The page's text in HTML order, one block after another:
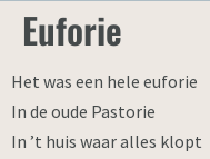
Euforie
Het was een hele euforie
In de oude Pastorie
In ’t huis waar alles klopt